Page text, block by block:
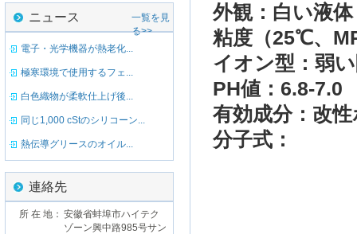
ニュース
一覧を見
る>>
電子・光学機器が熱老化...
極寒環境で使用するフェ...
白色織物が柔軟仕上げ後...
同じ1,000 cStのシリコーン...
熱伝導グリースのオイル...
連絡先
所 在 地： 安徽省蚌埠市ハイテク
ゾーン興中路985号サン
外観： 白い液体
粘度 （25℃、
イオン型：弱い
PH値 ： 6.8-7.0
有効成分： 改性
分子式 ：